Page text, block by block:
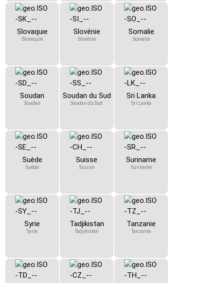
Slovaquie
Slovaquie
Slovénie
Slovénie
Somalie
Somalie
Soudan
Soudan
Soudan du Sud
Soudan du Sud
Sri Lanka
Sri Lanka
Suède
Suède
Suisse
Suisse
Suriname
Suriname
Syrie
Syrie
Tadjikistan
Tadjikistan
Tanzanie
Tanzanie